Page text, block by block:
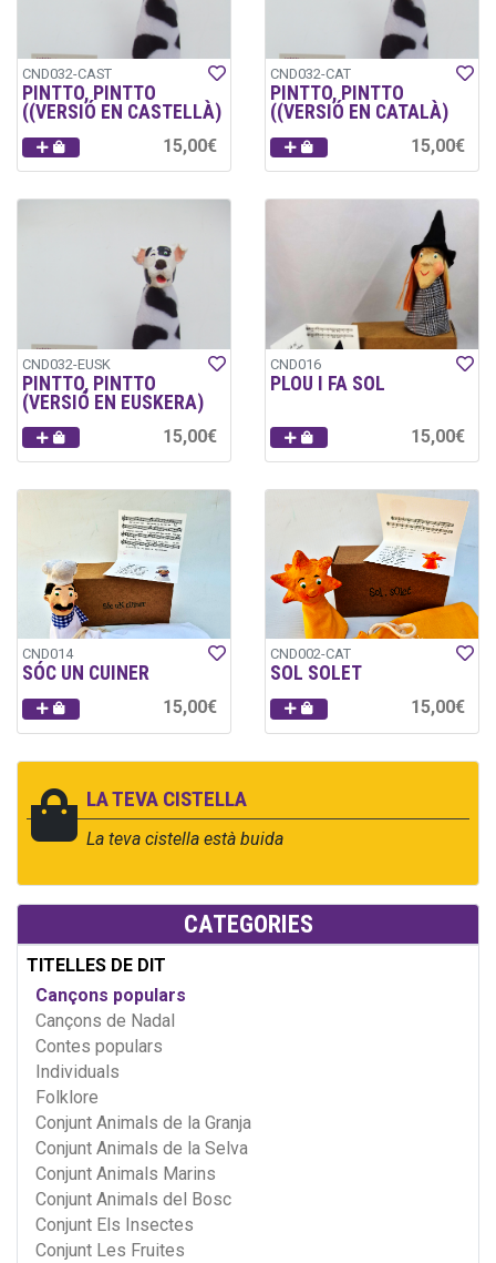
LA TEVA CISTELLA
La teva cistella està buida
CATEGORIES
TITELLES DE DIT
Cançons populars
Cançons de Nadal
Contes populars
Individuals
Folklore
Conjunt Animals de la Granja
Conjunt Animals de la Selva
Conjunt Animals Marins
Conjunt Animals del Bosc
Conjunt Els Insectes
Conjunt Les Fruites
CND032-CAST
PINTTO, PINTTO
((VERSIÓ EN CASTELLÀ)
15,00€
CND032-CAT
PINTTO, PINTTO
((VERSIÓ EN CATALÀ)
15,00€
CND032-EUSK
PINTTO, PINTTO
(VERSIÓ EN EUSKERA)
15,00€
CND016
PLOU I FA SOL
15,00€
CND014
SÓC UN CUINER
15,00€
CND002-CAT
SOL SOLET
15,00€